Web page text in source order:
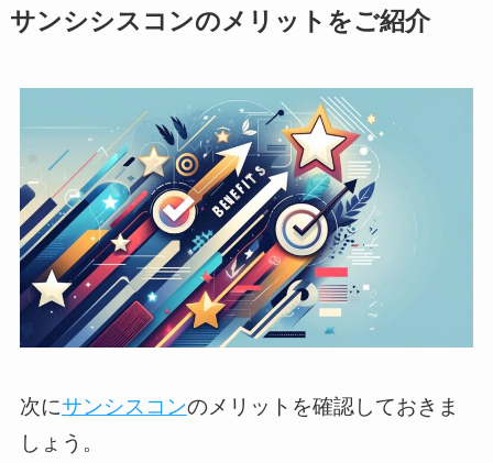
サンシシスコンのメリットをご紹介
次にサンシスコンのメリットを確認しておきま
しょう。